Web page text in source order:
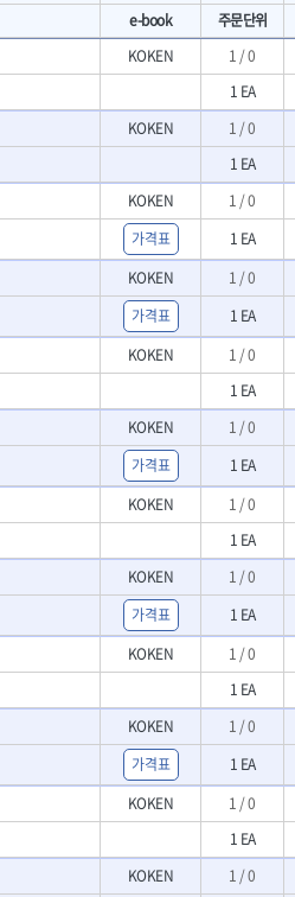
- D형조각도
- 카빙나이프
- 나이프
- 손도끼
- 목공용끌
- 나무상자케이스
- 버니셔
- 가우지
- 조각칼
- 끌세트
- 대패
- 미니터닝세트
- 포스너비트
- 악세사리
- 클로스샌딩롤
- 스프레이건
- 송곳
- 측정자
- 클립
- 컴파스
- 물림쇠
- 측정기
- 디지털습도측정기
- 지그그리퍼시스템
- 파팅툴
- 터닝툴세트
Katimax
KNIPEX
LENOX(사입)
LONCIN
MCC
PICA
ROBERTSORBY
RYOBI
SHINANO
SOURCE
TEFENPLAST
THETA-운반구
THETA-커터,가위
TOPTUL
TWOCHERRYS
XCELITE
ZETA(라디에이터)
가드맨
대건
백마
에버그린
우주전열(여름)
츠노다(TTC)
e-book 주문단위
KOKEN 1 / 0
1 EA
KOKEN 1 / 0
1 EA
KOKEN 1 / 0
가격표 1 EA
KOKEN 1 / 0
가격표 1 EA
KOKEN 1 / 0
1 EA
KOKEN 1 / 0
가격표 1 EA
KOKEN 1 / 0
1 EA
KOKEN 1 / 0
가격표 1 EA
KOKEN 1 / 0
1 EA
KOKEN 1 / 0
가격표 1 EA
KOKEN 1 / 0
1 EA
KOKEN 1 / 0